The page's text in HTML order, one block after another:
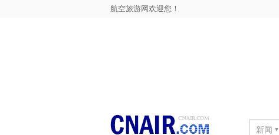
航空旅游网欢迎您！
新闻 ▼